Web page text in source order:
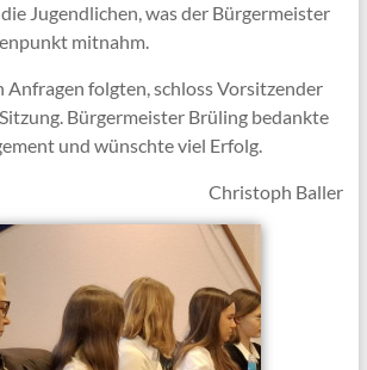
Jugendlichen, was der Bürgermeister
mitnahm.
Anfragen folgten, schloss Vorsitzender
Bürgermeister Brüling bedankte
und wünschte viel Erfolg.
Christoph Baller